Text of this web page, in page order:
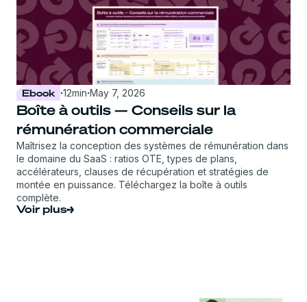
Ebook ·12min·May 7, 2026
Boîte à outils — Conseils sur la
rémunération commerciale
Maîtrisez la conception des systèmes de rémunération dans
le domaine du SaaS : ratios OTE, types de plans,
accélérateurs, clauses de récupération et stratégies de
montée en puissance. Téléchargez la boîte à outils
complète.
Voir plus